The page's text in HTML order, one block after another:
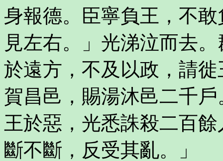
身報德。臣寧負王，不
見左右。」光涕泣而去
於遠方，不及以政，請
賀昌邑，賜湯沐邑二千
王於惡，光悉誅殺二百
斷不斷，反受其亂。」